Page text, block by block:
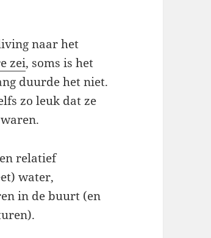
naar het
zei, soms is het
duurde het niet.
zo leuk dat ze
relatief
water,
in de buurt (en